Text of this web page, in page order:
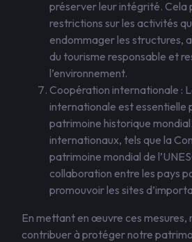
préserver leur intégrité. Cela
restrictions sur les activités
endommager les structures,
du tourisme responsable et
l’environnement.
Coopération internationale :
internationale est essentielle
patrimoine historique
internationaux, tels que la
patrimoine mondial de
collaboration entre les pays
promouvoir les sites
En mettant en œuvre ces mesures,
contribuer à protéger notre